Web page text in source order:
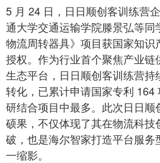
5 月 24 日，日日顺创客训练营
通大学交通运输学院滕景弘等同
物流周转器具》项目获国家知识
授权。作为行业首个聚焦产业链
生态平台，日日顺创客训练营
转化，已累计申请国家专利 164
研结合项目中最多。此次日日顺
硕果，不仅体现了其在物流科技
破，也是海尔智家打造平台服务
一缩影。